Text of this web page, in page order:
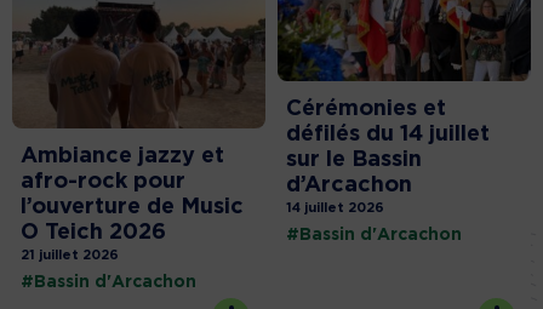
Ambiance jazzy et
afro-rock pour
l’ouverture de Music
O Teich 2026
21 juillet 2026
#Bassin d'Arcachon
Cérémonies et
défilés du 14 juillet
sur le Bassin
d’Arcachon
14 juillet 2026
#Bassin d'Arcachon